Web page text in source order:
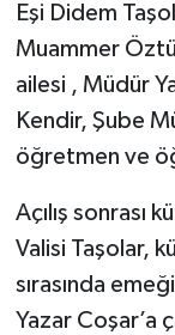
Eşi Didem
Muammer
ailesi , Müdür
Kendir, Şube
öğretmen ve
Açılış sonrası
Valisi Taşolar,
sırasında
Yazar Coşar’a